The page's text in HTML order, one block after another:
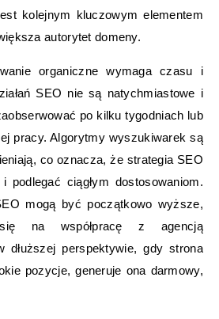
kolejnym kluczowym elementem
autorytet domeny.
organiczne wymaga czasu i
SEO nie są natychmiastowe i
po kilku tygodniach lub
pracy. Algorytmy wyszukiwarek są
co oznacza, że strategia SEO
ciągłym dostosowaniom.
mogą być początkowo wyższe,
na współpracę z agencją
dłuższej perspektywie, gdy strona
pozycje, generuje ona darmowy,